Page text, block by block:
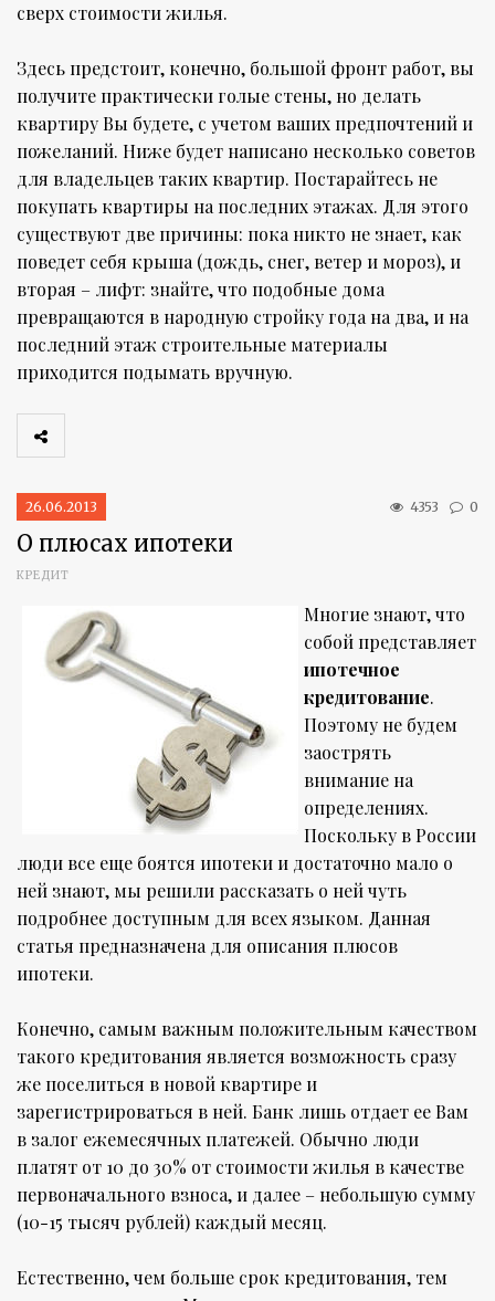
сверх стоимости жилья.
Здесь предстоит, конечно, большой фронт работ, вы
получите практически голые стены, но делать
квартиру Вы будете, с учетом ваших предпочтений и
пожеланий. Ниже будет написано несколько советов
для владельцев таких квартир. Постарайтесь не
покупать квартиры на последних этажах. Для этого
существуют две причины: пока никто не знает, как
поведет себя крыша (дождь, снег, ветер и мороз), и
вторая – лифт: знайте, что подобные дома
превращаются в народную стройку года на два, и на
последний этаж строительные материалы
приходится подымать вручную.
26.06.2013 4353 0
О плюсах ипотеки
КРЕДИТ
Многие знают, что
собой представляет
ипотечное
кредитование.
Поэтому не будем
заострять
внимание на
определениях.
Поскольку в России
люди все еще боятся ипотеки и достаточно мало о
ней знают, мы решили рассказать о ней чуть
подробнее доступным для всех языком. Данная
статья предназначена для описания плюсов
ипотеки.
Конечно, самым важным положительным качеством
такого кредитования является возможность сразу
же поселиться в новой квартире и
зарегистрироваться в ней. Банк лишь отдает ее Вам
в залог ежемесячных платежей. Обычно люди
платят от 10 до 30% от стоимости жилья в качестве
первоначального взноса, и далее – небольшую сумму
(10-15 тысяч рублей) каждый месяц.
Естественно, чем больше срок кредитования, тем